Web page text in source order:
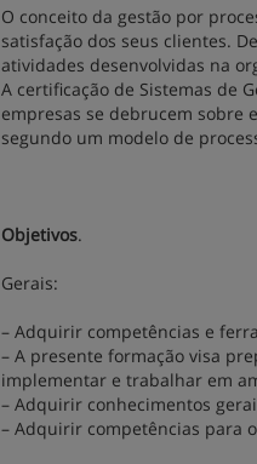
O conceito da gestão por
satisfação dos seus clientes.
atividades desenvolvidas na
A certificação de Sistemas de
empresas se debrucem sobre
segundo um modelo de
Objetivos.
Gerais:
– Adquirir competências e
– A presente formação visa
implementar e trabalhar em
– Adquirir conhecimentos
– Adquirir competências para